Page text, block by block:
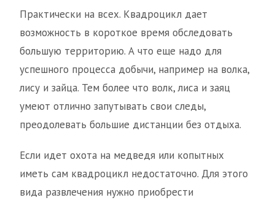
Практически на всех. Квадроцикл дает
возможность в короткое время обследовать
большую территорию. А что еще надо для
успешного процесса добычи, например на волка,
лису и зайца. Тем более что волк, лиса и заяц
умеют отлично запутывать свои следы,
преодолевать большие дистанции без отдыха.
Если идет охота на медведя или копытных
иметь сам квадроцикл недостаточно. Для этого
вида развлечения нужно приобрести